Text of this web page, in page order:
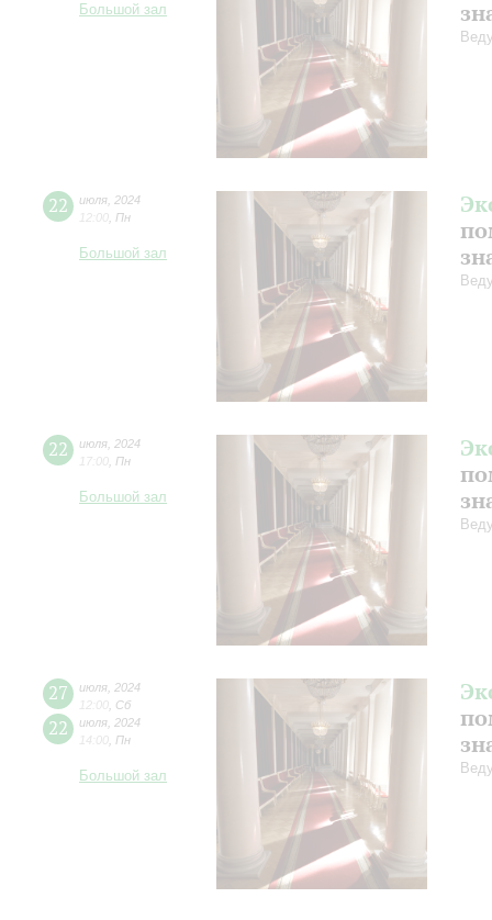
Большой зал
22 июля 2024
12:00 Пн
Большой зал
22 июля 2024
17:00 Пн
Большой зал
27 июля 2024
12:00 Сб
22 июля 2024
14:00 Пн
Большой зал